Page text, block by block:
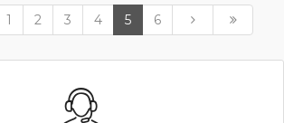
1 2 3 4 5 6